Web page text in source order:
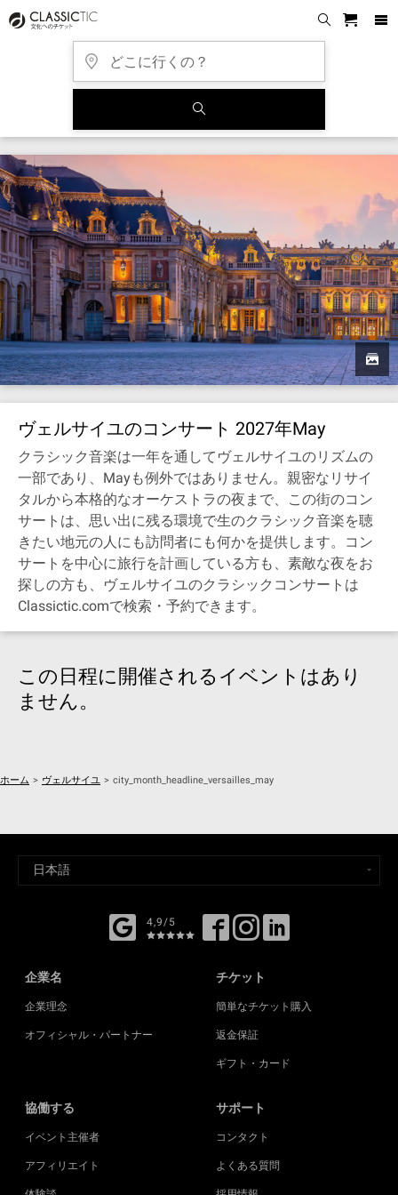
ヴェルサイユのコンサート 2027年May
クラシック音楽は一年を通してヴェルサイユのリズムの
一部であり、Mayも例外ではありません。親密なリサイ
タルから本格的なオーケストラの夜まで、この街のコン
サートは、思い出に残る環境で生のクラシック音楽を聴
きたい地元の人にも訪問者にも何かを提供します。コン
サートを中心に旅行を計画している方も、素敵な夜をお
探しの方も、ヴェルサイユのクラシックコンサートは
Classictic.comで検索・予約できます。
この日程に開催されるイベントはあり
ません。
ホーム > ヴェルサイユ > city_month_headline_versailles_may
4,9/5
企業名
企業理念
オフィシャル・パートナー
チケット
簡単なチケット購入
返金保証
ギフト・カード
協働する
イベント主催者
アフィリエイト
サポート
コンタクト
よくある質問